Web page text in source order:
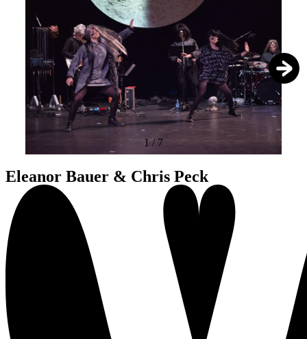
1 / 7
Eleanor Bauer & Chris Peck